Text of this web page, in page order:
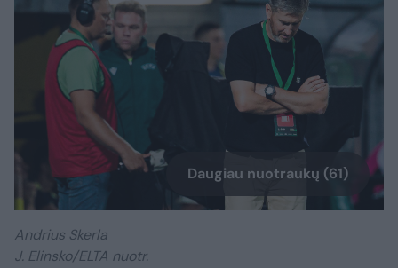
Daugiau nuotraukų (61)
Andrius Skerla
J. Elinsko/ELTA nuotr.